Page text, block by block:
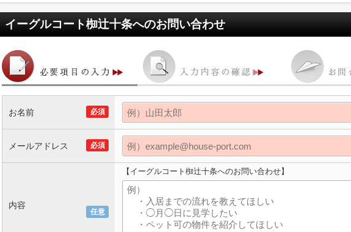
イーグルコート椥辻十条へのお問い合わせ
必須
お名前
必須
メールアドレス
任意
内容
【イーグルコート椥辻十条へのお問い合わせ】